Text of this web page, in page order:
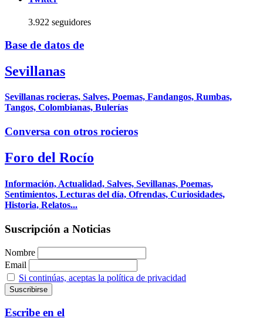
3.922 seguidores
Base de datos de
Sevillanas
Sevillanas rocieras, Salves, Poemas, Fandangos, Rumbas,
Tangos, Colombianas, Bulerías
Conversa con otros rocieros
Foro del Rocío
Información, Actualidad, Salves, Sevillanas, Poemas,
Sentimientos, Lecturas del día, Ofrendas, Curiosidades,
Historia, Relatos...
Suscripción a Noticias
Nombre
Email
Si continúas, aceptas la política de privacidad
Escribe en el